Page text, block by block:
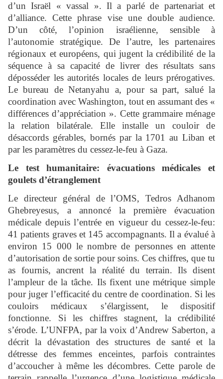
d’un Israël « vassal ». Il a parlé de partenariat et
d’alliance. Cette phrase vise une double audience.
D’un côté, l’opinion israélienne, sensible à
l’autonomie stratégique. De l’autre, les partenaires
régionaux et européens, qui jugent la crédibilité de la
séquence à sa capacité de livrer des résultats sans
déposséder les autorités locales de leurs prérogatives.
Le bureau de Netanyahu a, pour sa part, salué la
coordination avec Washington, tout en assumant des «
différences d’appréciation ». Cette grammaire ménage
la relation bilatérale. Elle installe un couloir de
désaccords gérables, bornés par la 1701 au Liban et
par les paramètres du cessez-le-feu à Gaza.
Le test humanitaire: évacuations médicales et
goulets d’étranglement
Le directeur général de l’OMS, Tedros Adhanom
Ghebreyesus, a annoncé la première évacuation
médicale depuis l’entrée en vigueur du cessez-le-feu:
41 patients graves et 145 accompagnants. Il a évalué à
environ 15 000 le nombre de personnes en attente
d’autorisation de sortie pour soins. Ces chiffres, que tu
as fournis, ancrent la réalité du terrain. Ils disent
l’ampleur de la tâche. Ils fixent une métrique simple
pour juger l’efficacité du centre de coordination. Si les
couloirs médicaux s’élargissent, le dispositif
fonctionne. Si les chiffres stagnent, la crédibilité
s’érode. L’UNFPA, par la voix d’Andrew Saberton, a
décrit la dévastation des structures de santé et la
détresse des femmes enceintes, parfois contraintes
d’accoucher à même les décombres. Cette parole de